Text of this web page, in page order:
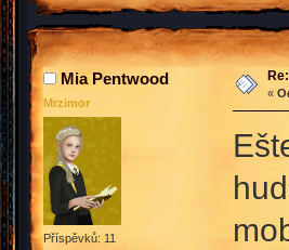
Mia Pentwood
Mrzimor
Příspěvků: 11
«